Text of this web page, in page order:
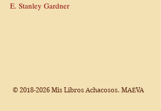
E. Stanley Gardner
© 2018-2026 Mis Libros Achacosos. MAEVA